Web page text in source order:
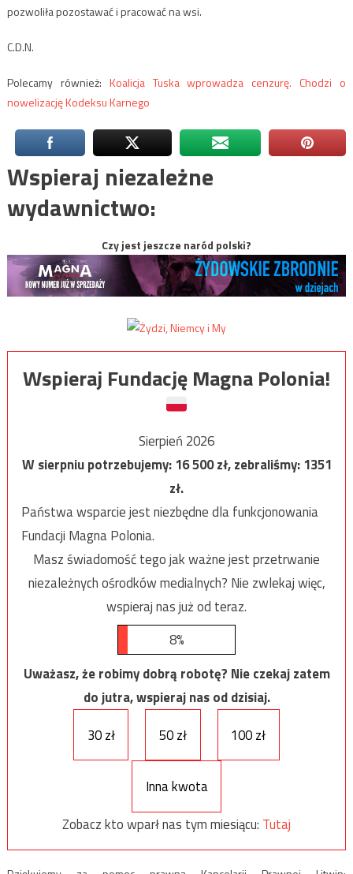
pozwoliła pozostawać i pracować na wsi.
C.D.N.
Polecamy również: Koalicja Tuska wprowadza cenzurę. Chodzi o
nowelizację Kodeksu Karnego
Wspieraj niezależne
wydawnictwo:
Czy jest jeszcze naród polski?
Wspieraj Fundację Magna Polonia!
Sierpień 2026
W sierpniu potrzebujemy:16 500zł, zebraliśmy:1351
zł.
Państwa wsparcie jest niezbędne dla funkcjonowania
Fundacji Magna Polonia.
Masz świadomość tego jak ważne jest przetrwanie
niezależnych ośrodków medialnych? Nie zwlekaj więc,
wspieraj nas już od teraz.
8%
Uważasz, że robimy dobrą robotę? Nie czekaj zatem
do jutra, wspieraj nas od dzisiaj.
30 zł
50 zł 100 zł
Inna kwota
Zobacz kto wparł nas tym miesiącu: Tutaj